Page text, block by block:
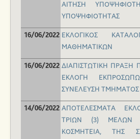
ΑΙΤΗΣΗ
ΥΠΟΨΗΦΙΟΤΗΤΑΣ
16/06/2022 ΕΚΛΟΓΙΚΟΣ
ΜΑΘΗΜΑΤΙΚΩΝ
16/06/2022 ΔΙΑΠΙΣΤΩΤΙΚΗ ΠΡΑΞΗ
ΕΚΛΟΓΗ
ΣΥΝΕΛΕΥΣΗ ΤΜΗΜΑΤΟΣ
14/06/2022 ΑΠΟΤΕΛΕΣΜΑΤΑ
ΤΡΙΩΝ (3) ΜΕΛΩΝ
ΚΟΣΜΗΤΕΙΑ, ΤΗΣ